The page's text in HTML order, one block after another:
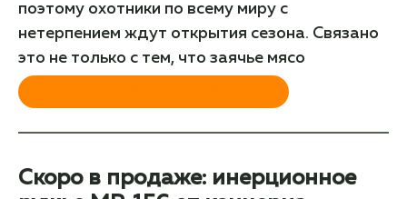
поэтому охотники по всему миру с
нетерпением ждут открытия сезона. Связано
это не только с тем, что заячье мясо
Скоро в продаже: инерционное